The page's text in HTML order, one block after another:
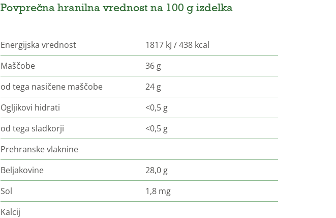
Povprečna hranilna vrednost na 100 g izdelka
Energijska vrednost
1817 kJ / 438 kcal
Maščobe
36 g
od tega nasičene maščobe
24 g
Ogljikovi hidrati
<0,5 g
od tega sladkorji
<0,5 g
Prehranske vlaknine
Beljakovine
28,0 g
Sol
1,8 mg
Kalcij